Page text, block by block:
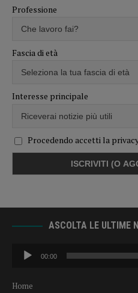
Professione
Fascia di età
Interesse principale
Procedendo accetti la
ASCOLTA LE ULTIME
Audio
Player
00:00
Home